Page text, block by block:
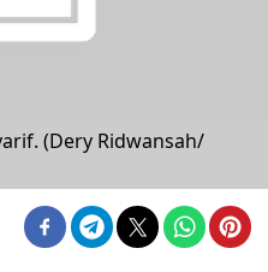
(Dery Ridwansah/